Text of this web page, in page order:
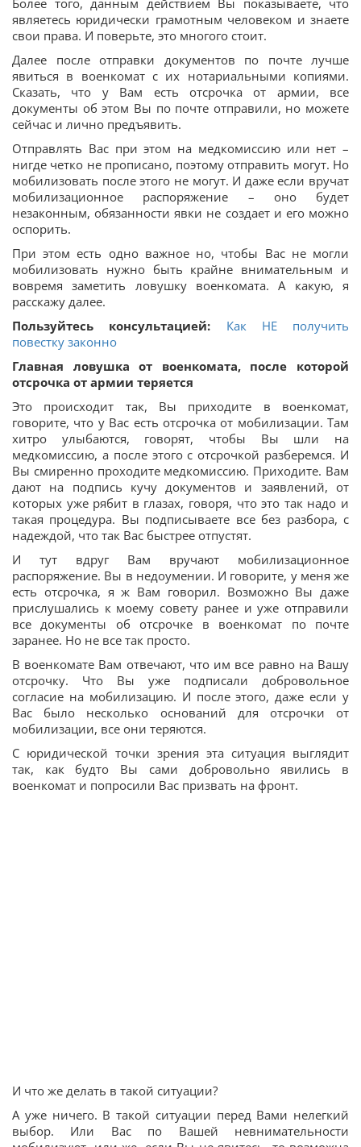
являетесь юридически грамотным человеком и знаете
свои права. И поверьте, это многого стоит.
Далее после отправки документов по почте лучше
явиться в военкомат с их нотариальными копиями.
Сказать, что у Вам есть отсрочка от армии, все
документы об этом Вы по почте отправили, но можете
сейчас и лично предъявить.
Отправлять Вас при этом на медкомиссию или нет –
нигде четко не прописано, поэтому отправить могут. Но
мобилизовать после этого не могут. И даже если вручат
мобилизационное распоряжение – оно будет
незаконным, обязанности явки не создает и его можно
оспорить.
При этом есть одно важное но, чтобы Вас не могли
мобилизовать нужно быть крайне внимательным и
вовремя заметить ловушку военкомата. А какую, я
расскажу далее.
Пользуйтесь консультацией: Как НЕ получить
повестку законно
Главная ловушка от военкомата, после которой
отсрочка от армии теряется
Это происходит так, Вы приходите в военкомат,
говорите, что у Вас есть отсрочка от мобилизации. Там
хитро улыбаются, говорят, чтобы Вы шли на
медкомиссию, а после этого с отсрочкой разберемся. И
Вы смиренно проходите медкомиссию. Приходите. Вам
дают на подпись кучу документов и заявлений, от
которых уже рябит в глазах, говоря, что это так надо и
такая процедура. Вы подписываете все без разбора, с
надеждой, что так Вас быстрее отпустят.
И тут вдруг Вам вручают мобилизационное
распоряжение. Вы в недоумении. И говорите, у меня же
есть отсрочка, я ж Вам говорил. Возможно Вы даже
прислушались к моему совету ранее и уже отправили
все документы об отсрочке в военкомат по почте
заранее. Но не все так просто.
В военкомате Вам отвечают, что им все равно на Вашу
отсрочку. Что Вы уже подписали добровольное
согласие на мобилизацию. И после этого, даже если у
Вас было несколько оснований для отсрочки от
мобилизации, все они теряются.
С юридической точки зрения эта ситуация выглядит
так, как будто Вы сами добровольно явились в
военкомат и попросили Вас призвать на фронт.
И что же делать в такой ситуации?
А уже ничего. В такой ситуации перед Вами нелегкий
выбор. Или Вас по Вашей невнимательности